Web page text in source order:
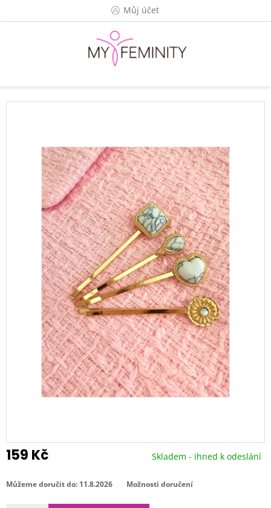
Můj účet
159 Kč
cena:
Skladem - ihned k odeslání
Můžeme doručit do: 11.8.2026 Možnosti doručení